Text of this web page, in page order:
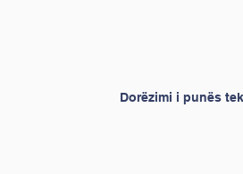
Dorëzimi i punës